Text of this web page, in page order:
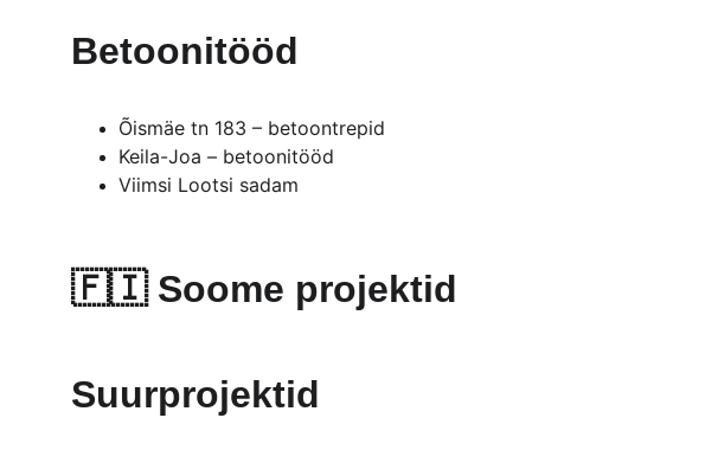
Betoonitööd
Õismäe tn 183 – betoontrepid
Keila-Joa – betoonitööd
Viimsi Lootsi sadam
🇫🇮 Soome projektid
Suurprojektid